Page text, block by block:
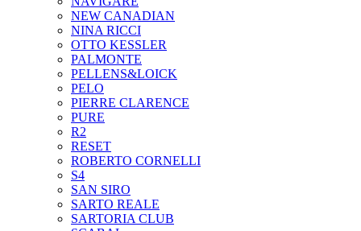
NEW CANADIAN
NINA RICCI
OTTO KESSLER
PALMONTE
PELLENS&LOICK
PELO
PIERRE CLARENCE
PURE
R2
RESET
ROBERTO CORNELLI
S4
SAN SIRO
SARTO REALE
SARTORIA CLUB